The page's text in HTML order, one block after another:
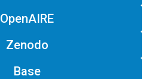
OpenAIRE
Zenodo
Base